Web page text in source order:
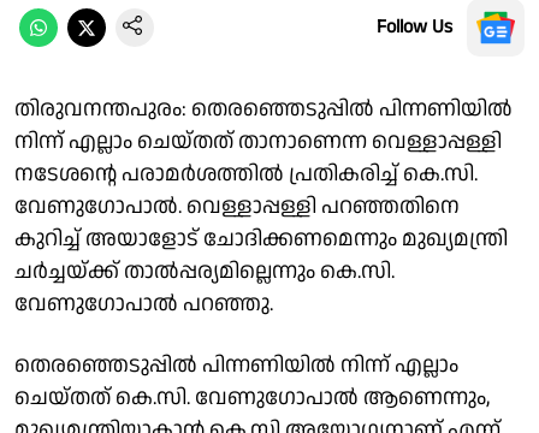
Follow Us
തിരുവനന്തപുരം: തെരഞ്ഞെടുപ്പിൽ പിന്നണിയിൽ
നിന്ന് എല്ലാം ചെയ്തത് താനാണെന്ന വെള്ളാപ്പള്ളി
നടേശൻ്റെ പരാമർശത്തിൽ പ്രതികരിച്ച് കെ.സി.
വേണുഗോപാൽ. വെള്ളാപ്പള്ളി പറഞ്ഞതിനെ
കുറിച്ച് അയാളോട് ചോദിക്കണമെന്നും മുഖ്യമന്ത്രി
ചർച്ചയ്ക്ക് താൽപ്പര്യമില്ലെന്നും കെ.സി.
വേണുഗോപാൽ പറഞ്ഞു.
തെരഞ്ഞെടുപ്പിൽ പിന്നണിയിൽ നിന്ന് എല്ലാം
ചെയ്തത് കെ.സി. വേണുഗോപാൽ ആണെന്നും,